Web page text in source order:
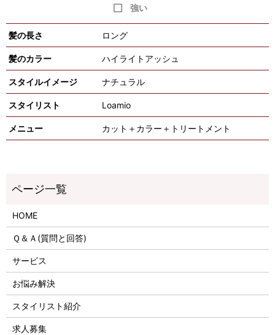
強い
髪の長さ ロング
髪のカラー ハイライトアッシュ
スタイルイメージ ナチュラル
スタイリスト Loamio
メニュー カット＋カラー＋トリートメント
HOME
Ｑ＆Ａ(質問と回答)
サービス
お悩み解決
スタイリスト紹介
求人募集